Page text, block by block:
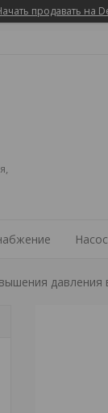
продавать на
давления